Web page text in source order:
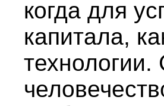
когда для
капитала,
технологии.